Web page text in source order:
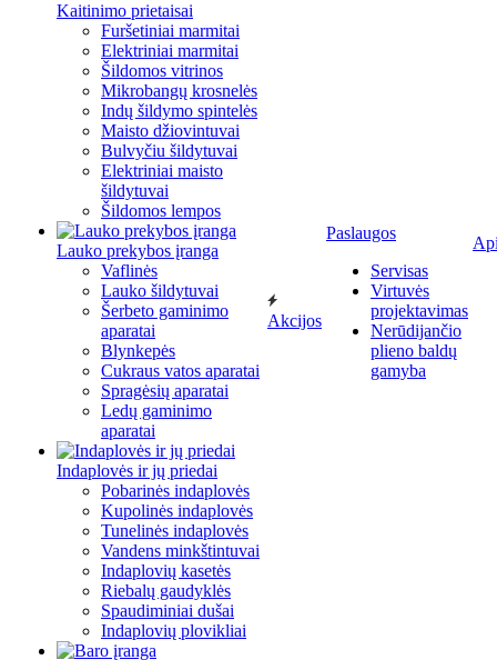
Kaitinimo prietaisai
Furšetiniai marmitai
Elektriniai marmitai
Šildomos vitrinos
Mikrobangų krosnelės
Indų šildymo spintelės
Maisto džiovintuvai
Bulvyčiu šildytuvai
Elektriniai maisto
šildytuvai
Šildomos lempos
Lauko prekybos įranga
Vaflinės
Lauko šildytuvai
Šerbeto gaminimo
aparatai
Blynkepės
Cukraus vatos aparatai
Spragėsių aparatai
Ledų gaminimo
aparatai
Indaplovės ir jų priedai
Pobarinės indaplovės
Kupolinės indaplovės
Tunelinės indaplovės
Vandens minkštintuvai
Indaplovių kasetės
Riebalų gaudyklės
Spaudiminiai dušai
Indaplovių plovikliai
Akcijos
Paslaugos
Servisas
Virtuvės
projektavimas
Nerūdijančio
plieno baldų
gamyba